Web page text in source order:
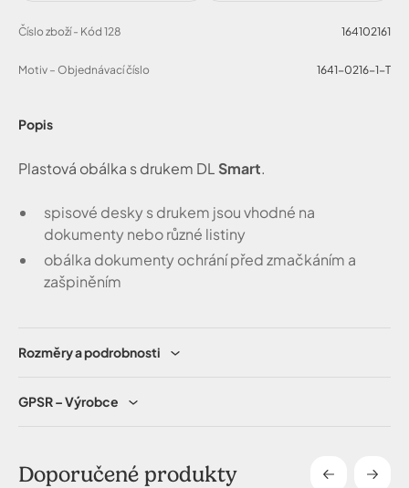
Popis
Plastová obálka s drukem DL Smart.
spisové desky s drukem jsou vhodné na
dokumenty nebo různé listiny
obálka dokumenty ochrání před zmačkáním a
zašpiněním
Rozměry a podrobnosti
GPSR – Výrobce
Číslo zboží - Kód 128 164102161
Motiv – Objednávací číslo 1641-0216-1-T
Doporučené produkty